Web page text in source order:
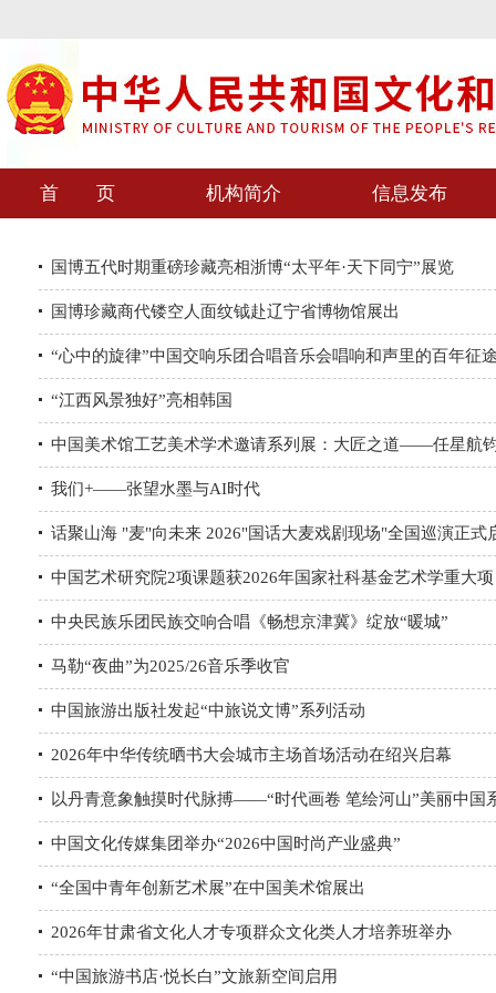
首 页 机构简介 信息发布
国博五代时期重磅珍藏亮相浙博“太平年·天下同宁”展览
国博珍藏商代镂空人面纹钺赴辽宁省博物馆展出
“心中的旋律”中国交响乐团合唱音乐会唱响和声里的百年征
“江西风景独好”亮相韩国
中国美术馆工艺美术学术邀请系列展：大匠之道——任星航
我们+——张望水墨与AI时代
话聚山海 "麦"向未来 2026"国话大麦戏剧现场"全国巡演正式
中国艺术研究院2项课题获2026年国家社科基金艺术学重大
中央民族乐团民族交响合唱《畅想京津冀》绽放“暖城”
马勒“夜曲”为2025/26音乐季收官
中国旅游出版社发起“中旅说文博”系列活动
2026年中华传统晒书大会城市主场首场活动在绍兴启幕
以丹青意象触摸时代脉搏——“时代画卷 笔绘河山”美丽中国
中国文化传媒集团举办“2026中国时尚产业盛典”
“全国中青年创新艺术展”在中国美术馆展出
2026年甘肃省文化人才专项群众文化类人才培养班举办
“中国旅游书店·悦长白”文旅新空间启用